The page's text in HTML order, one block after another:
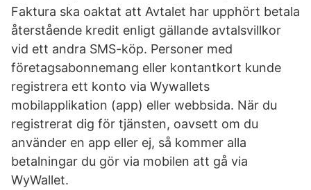
Faktura ska oaktat att Avtalet har upphört betala
återstående kredit enligt gällande avtalsvillkor
vid ett andra SMS-köp. Personer med
företagsabonnemang eller kontantkort kunde
registrera ett konto via Wywallets
mobilapplikation (app) eller webbsida. När du
registrerat dig för tjänsten, oavsett om du
använder en app eller ej, så kommer alla
betalningar du gör via mobilen att gå via
WyWallet.